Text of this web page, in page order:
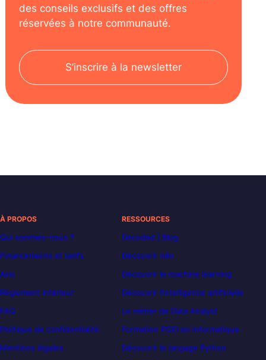
des conseils exclusifs et des offres
réservées à notre communauté.
S’inscrire à la newsletter
À PROPOS
Qui sommes-nous ?
Financements et tarifs
Avis
Règlement intérieur
FAQ
Politique de confidentialité
Mentions légales
RESSOURCES
Decoded | Blog
Découvrir n8n
Découvrir le machine learning
Découvrir l’intelligence artificielle
Le métier de Data Analyst
Formation POEI en informatique
Découvrir le langage Python